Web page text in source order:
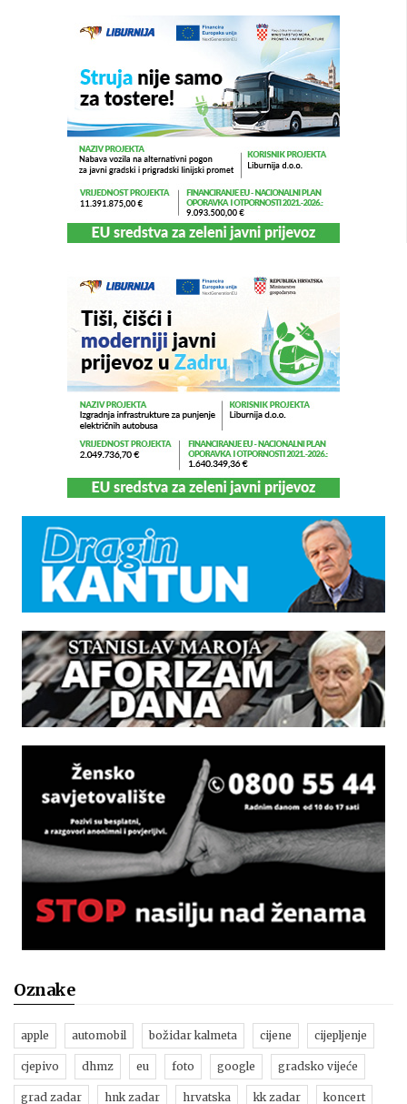
Oznake
apple automobil božidar kalmeta cijene cijepljenje
cjepivo dhmz eu foto google gradsko vijeće
grad zadar hnk zadar hrvatska kk zadar koncert